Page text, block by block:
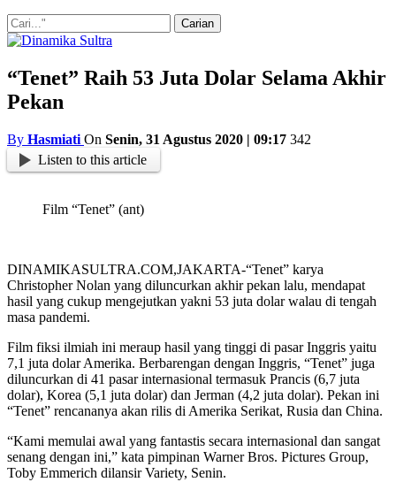
“Tenet” Raih 53 Juta Dolar Selama Akhir
Pekan
By Hasmiati On Senin, 31 Agustus 2020 | 09:17 342
Listen to this article
Film “Tenet” (ant)
DINAMIKASULTRA.COM,JAKARTA-“Tenet” karya
Christopher Nolan yang diluncurkan akhir pekan lalu, mendapat
hasil yang cukup mengejutkan yakni 53 juta dolar walau di tengah
masa pandemi.
Film fiksi ilmiah ini meraup hasil yang tinggi di pasar Inggris yaitu
7,1 juta dolar Amerika. Berbarengan dengan Inggris, “Tenet” juga
diluncurkan di 41 pasar internasional termasuk Prancis (6,7 juta
dolar), Korea (5,1 juta dolar) dan Jerman (4,2 juta dolar). Pekan ini
“Tenet” rencananya akan rilis di Amerika Serikat, Rusia dan China.
“Kami memulai awal yang fantastis secara internasional dan sangat
senang dengan ini,” kata pimpinan Warner Bros. Pictures Group,
Toby Emmerich dilansir Variety, Senin.